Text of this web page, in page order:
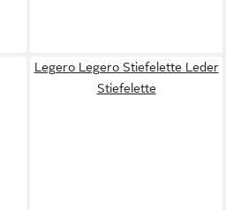
Legero Legero Stiefelette Leder
Stiefelette